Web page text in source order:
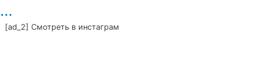
…
[ad_2] Смотреть в инстаграм